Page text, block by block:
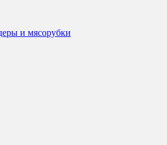
и мясорубки